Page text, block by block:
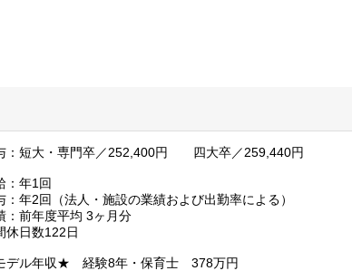
：短大・専門卒／252,400円 四大卒／259,440円
：年1回
：年2回（法人・施設の業績および出勤率による）
：前年度平均 3ヶ月分
休日数122日
デル年収★ 経験8年・保育士 378万円